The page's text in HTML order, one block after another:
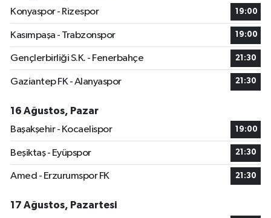
Konyaspor - Rizespor
19:00
Kasımpaşa - Trabzonspor 19:00
Gençlerbirliği S.K. - Fenerbahçe 21:30
Gaziantep FK - Alanyaspor 21:30
16 Ağustos, Pazar
Başakşehir - Kocaelispor
19:00
Beşiktaş - Eyüpspor 21:30
Amed - Erzurumspor FK 21:30
17 Ağustos, Pazartesi